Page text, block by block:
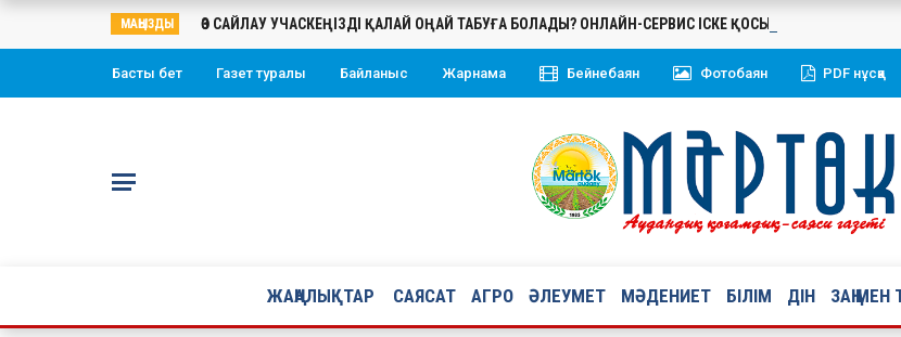
МАҢЫЗДЫ ӨЗ САЙЛАУ УЧАСКЕҢІЗДІ ҚАЛАЙ ОҢАЙ ТАБУҒА БОЛАДЫ? ОНЛАЙН-СЕРВИС ІСКЕ ҚОСЫЛДЫ
Басты бет Газет туралы Байланыс Жарнама Бейнебаян Фотобаян PDF нұсқа
ЖАҢАЛЫҚТАР САЯСАТ АГРО ӘЛЕУМЕТ МӘДЕНИЕТ БІЛІМ ДІН ЗАҢ МЕН